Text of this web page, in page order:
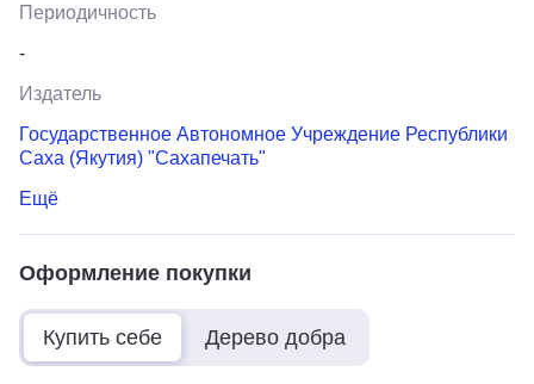
Периодичность
-
Издатель
Государственное Автономное Учреждение Республики
Саха (Якутия) "Сахапечать"
Ещё
Оформление покупки
Купить себе Дерево добра